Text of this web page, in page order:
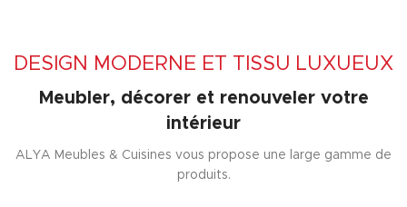
DESIGN MODERNE ET TISSU LUXUEUX
Meubler, décorer et renouveler votre
intérieur
ALYA Meubles & Cuisines vous propose une large gamme de
produits.